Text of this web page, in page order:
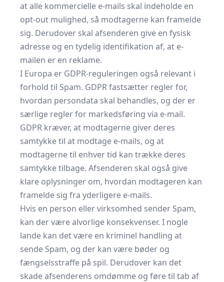
at alle kommercielle e-mails skal indeholde en
opt-out mulighed, så modtagerne kan framelde
sig. Derudover skal afsenderen give en fysisk
adresse og en tydelig identifikation af, at e-
mailen er en reklame.
I Europa er GDPR-reguleringen også relevant i
forhold til Spam. GDPR fastsætter regler for,
hvordan persondata skal behandles, og der er
særlige regler for markedsføring via e-mail.
GDPR kræver, at modtagerne giver deres
samtykke til at modtage e-mails, og at
modtagerne til enhver tid kan trække deres
samtykke tilbage. Afsenderen skal også give
klare oplysninger om, hvordan modtageren kan
framelde sig fra yderligere e-mails.
Hvis en person eller virksomhed sender Spam,
kan der være alvorlige konsekvenser. I nogle
lande kan det være en kriminel handling at
sende Spam, og der kan være bøder og
fængselsstraffe på spil. Derudover kan det
skade afsenderens omdømme og føre til tab af